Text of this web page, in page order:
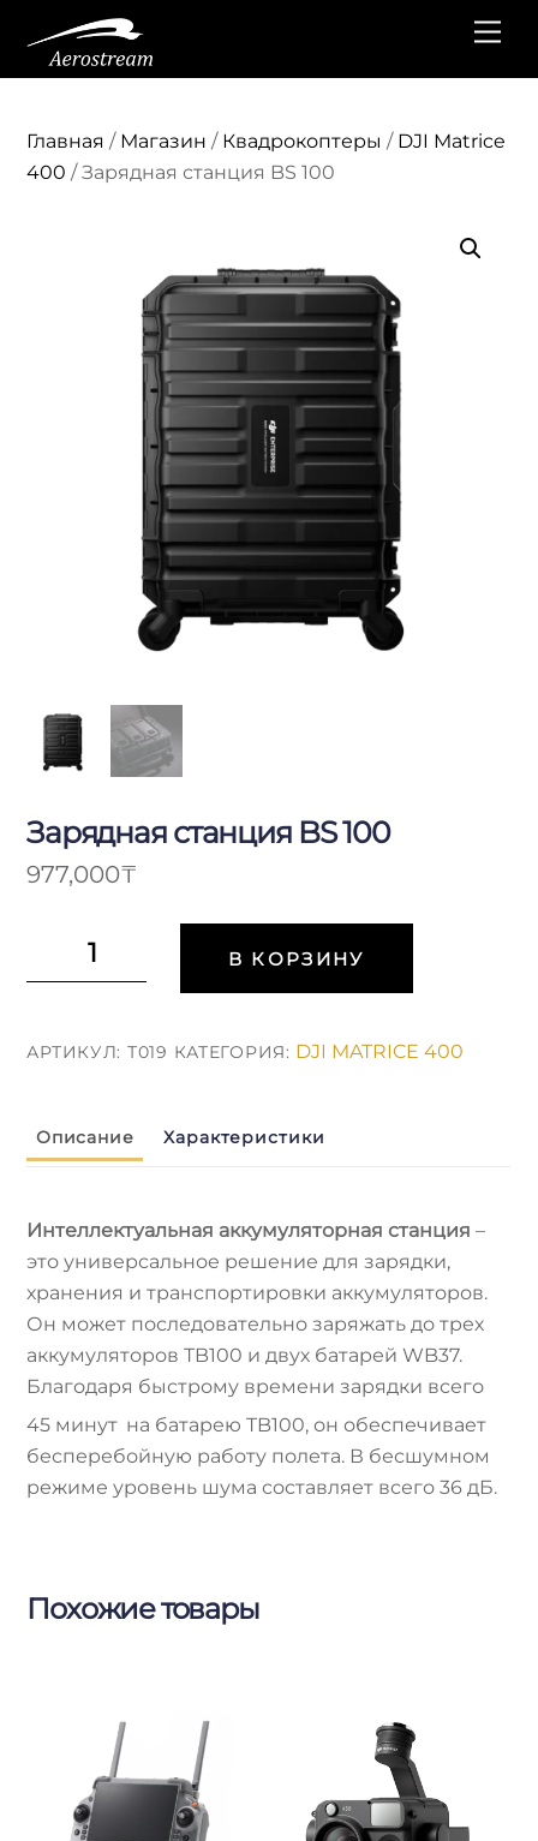
содержанию
Главная / Магазин / Квадрокоптеры / DJI Matrice
400 / Зарядная станция BS 100
Зарядная станция BS 100
977,000₸
Количество
Зарядная
100
В КОРЗИНУ
АРТИКУЛ: Т019 КАТЕГОРИЯ: DJI MATRICE 400
Описание Характеристики
Интеллектуальная аккумуляторная станция –
это универсальное решение для зарядки,
хранения и транспортировки аккумуляторов.
Он может последовательно заряжать до трех
аккумуляторов TB100 и двух батарей WB37.
Благодаря быстрому времени зарядки всего
45 минут на батарею TB100, он обеспечивает
бесперебойную работу полета. В бесшумном
режиме уровень шума составляет всего 36 дБ.
Похожие товары